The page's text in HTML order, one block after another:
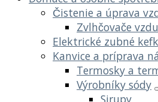
Čistenie a úprava
Zvlhčovače
Elektrické zubné
Kanvice a príprava
Termosky a
Výrobníky sódy